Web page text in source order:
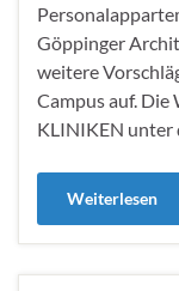
Göppinger
weitere
Campus auf. Die
KLINIKEN unter
Weiterlesen